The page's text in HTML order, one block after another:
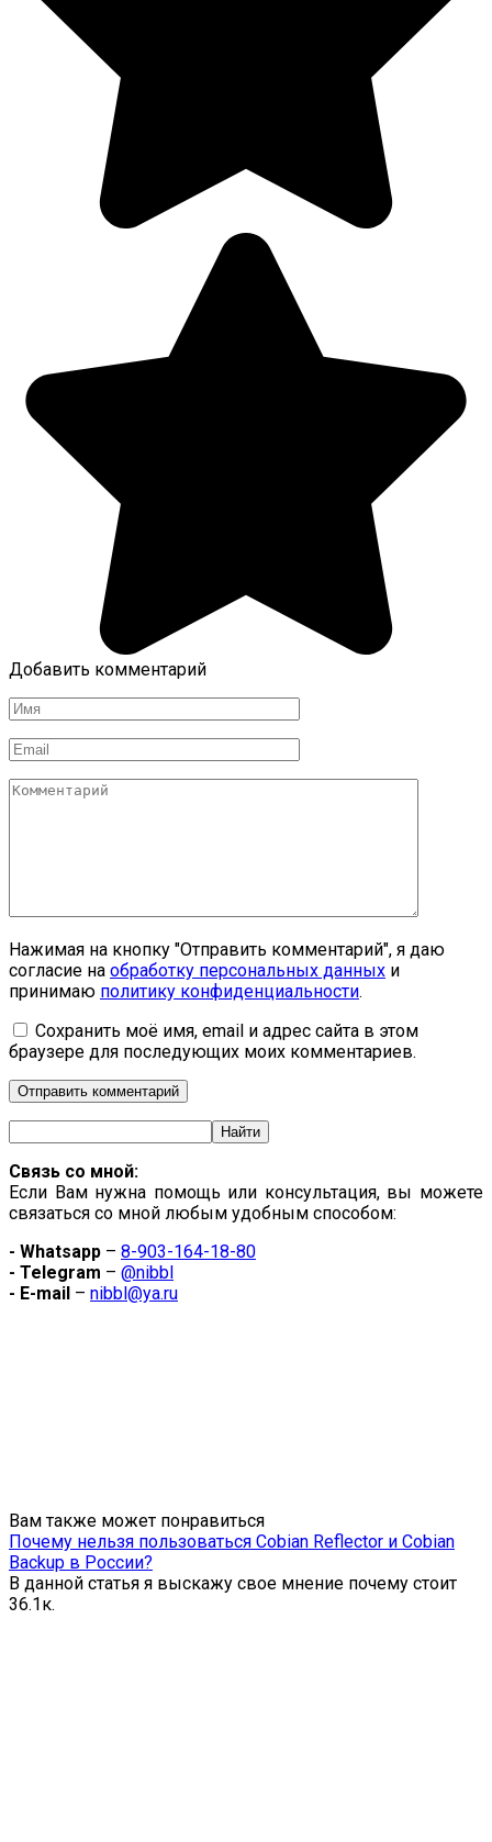
Добавить комментарий
Имя
*
Email
*
Комментарий
Нажимая на кнопку "Отправить комментарий", я даю
согласие на обработку персональных данных и
принимаю политику конфиденциальности.
Сохранить моё имя, email и адрес сайта в этом
браузере для последующих моих комментариев.
Связь со мной:
Если Вам нужна помощь или консультация, вы можете
связаться со мной любым удобным способом:
- Whatsapp – 8-903-164-18-80
- Telegram – @nibbl
- E-mail – nibbl@ya.ru
Вам также может понравиться
Почему нельзя пользоваться Cobian Reflector и Cobian
Backup в России?
В данной статья я выскажу свое мнение почему стоит
36.1к.